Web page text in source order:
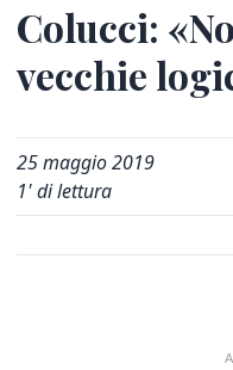
Colucci:
vecchie
25 maggio 2019
1' di lettura